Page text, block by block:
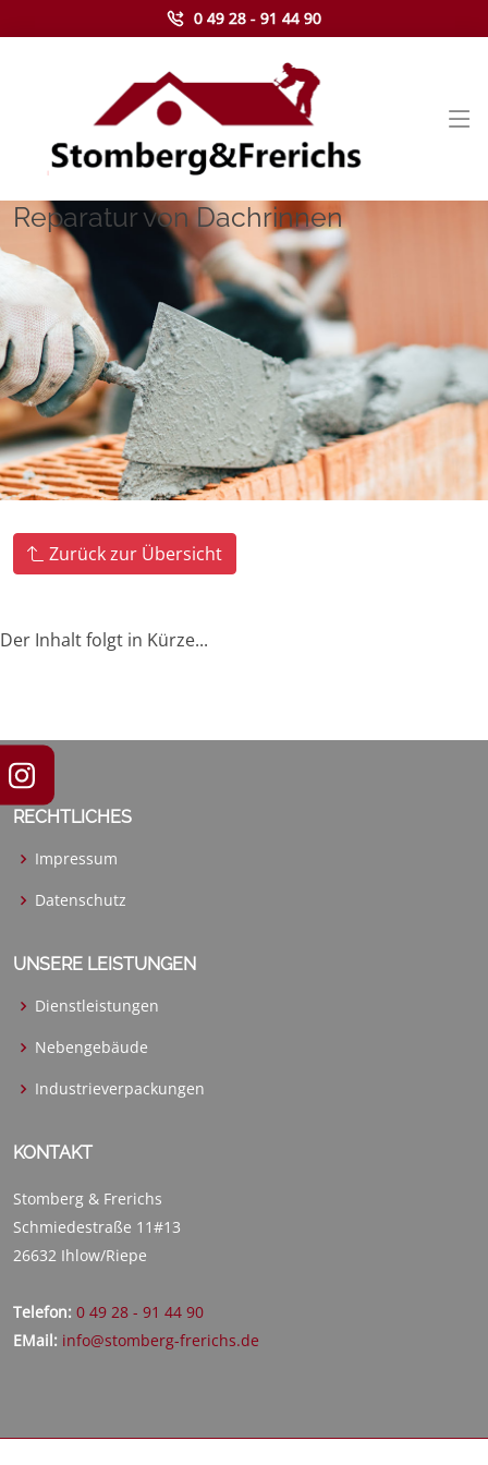
0 49 28 - 91 44 90
Reparatur von Dachrinnen
Zurück zur Übersicht
Der Inhalt folgt in Kürze...
RECHTLICHES
Impressum
Datenschutz
UNSERE LEISTUNGEN
Dienstleistungen
Nebengebäude
Industrieverpackungen
KONTAKT
Stomberg & Frerichs
Schmiedestraße 11#13
26632 Ihlow/Riepe
Telefon: 0 49 28 - 91 44 90
EMail: info@stomberg-frerichs.de